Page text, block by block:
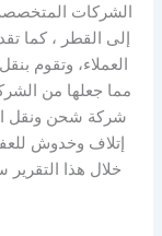
الشركات
إلى القطر ، كما
العملاء، وتقوم
مما جعلها من
شركة شحن ونقل
إتلاف وخدوش
خلال هذا